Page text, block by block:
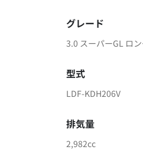
グレード
3.0 スーパーGL ロ
型式
LDF-KDH206V
排気量
2,982cc